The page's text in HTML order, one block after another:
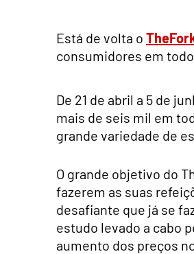
Está de volta o
consumidores em todo
De 21 de abril a 5 de
mais de seis mil em
grande variedade de
O grande objetivo do
fazerem as suas
desafiante que já se
estudo levado a cabo
aumento dos preços